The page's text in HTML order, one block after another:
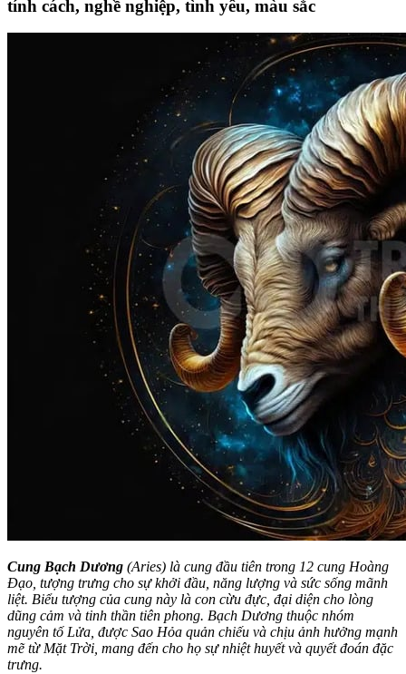
tính cách, nghề nghiệp, tình yêu, màu sắc
Cung Bạch Dương (Aries) là cung đầu tiên trong 12 cung Hoàng
Đạo, tượng trưng cho sự khởi đầu, năng lượng và sức sống mãnh
liệt. Biểu tượng của cung này là con cừu đực, đại diện cho lòng
dũng cảm và tinh thần tiên phong. Bạch Dương thuộc nhóm
nguyên tố Lửa, được Sao Hỏa quản chiếu và chịu ảnh hưởng mạnh
mẽ từ Mặt Trời, mang đến cho họ sự nhiệt huyết và quyết đoán đặc
trưng.